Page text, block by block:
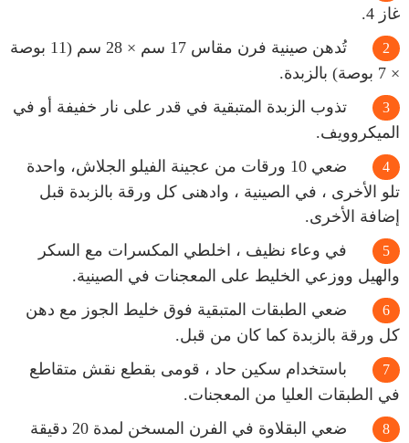
غاز 4.
تُدهن صينية فرن مقاس 17 سم × 28 سم (11 بوصة
× 7 بوصة) بالزبدة.
تذوب الزبدة المتبقية في قدر على نار خفيفة أو في
الميكروويف.
ضعي 10 ورقات من عجينة الفيلو الجلاش، واحدة
تلو الأخرى ، في الصينية ، وادهنى كل ورقة بالزبدة قبل
إضافة الأخرى.
في وعاء نظيف ، اخلطي المكسرات مع السكر
والهيل ووزعي الخليط على المعجنات في الصينية.
ضعي الطبقات المتبقية فوق خليط الجوز مع دهن
كل ورقة بالزبدة كما كان من قبل.
باستخدام سكين حاد ، قومى بقطع نقش متقاطع
في الطبقات العليا من المعجنات.
ضعي البقلاوة في الفرن المسخن لمدة 20 دقيقة